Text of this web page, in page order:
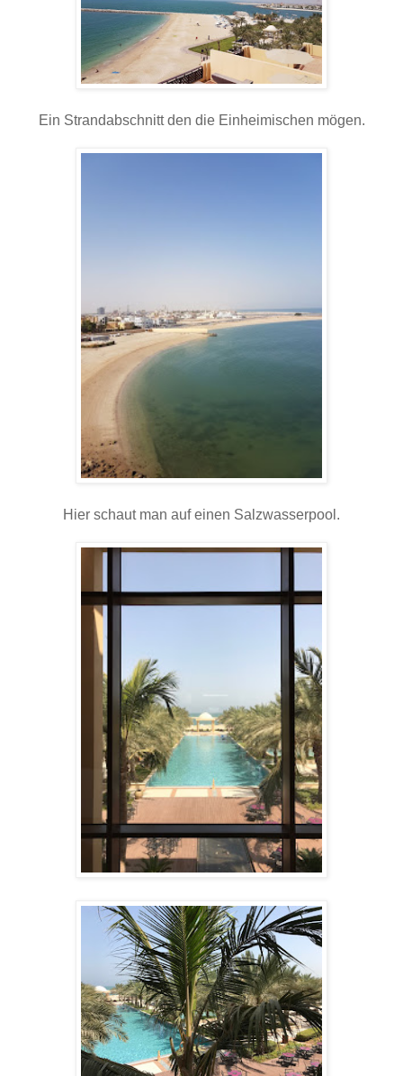
Ein Strandabschnitt den die Einheimischen mögen.
Hier schaut man auf einen Salzwasserpool.